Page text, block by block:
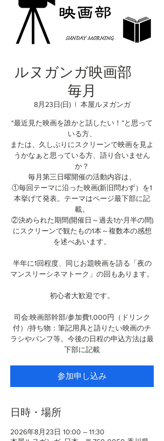
ルヌガンガ映画部
毎月
8月23日(日)
  |
本屋ルヌガンガ
"最近見た映画を誰かと話したい！”と思って
いる方、
または、久しぶりにスクリーンで映画を見よ
うかなぁと思っている方、語り合いません
か？
毎月第三日曜開催の活動内容は、
①毎回テーマに沿った映画(新旧問わず）を1
本挙げて発表。テーマはページ最下部に記
載。
②決められた期間(開催日～過去1か月半の間)
にスクリーンで観たもの1本～複数本の感想
を述べあいます。
半年に1回程度、同じお題映画を語る「夜の
マンスリーシネマトーク」の回もあります。
初心者大歓迎です。
司会:映画部幹部/参加費1,000円（ドリンク
付）/持ち物：筆記用具と語りたい映画のチ
ラシやパンフ等。今後の日程の申込方法は最
下部に記載
参加申し込み
日時・場所
2026年8月23日 10:00 – 11:30